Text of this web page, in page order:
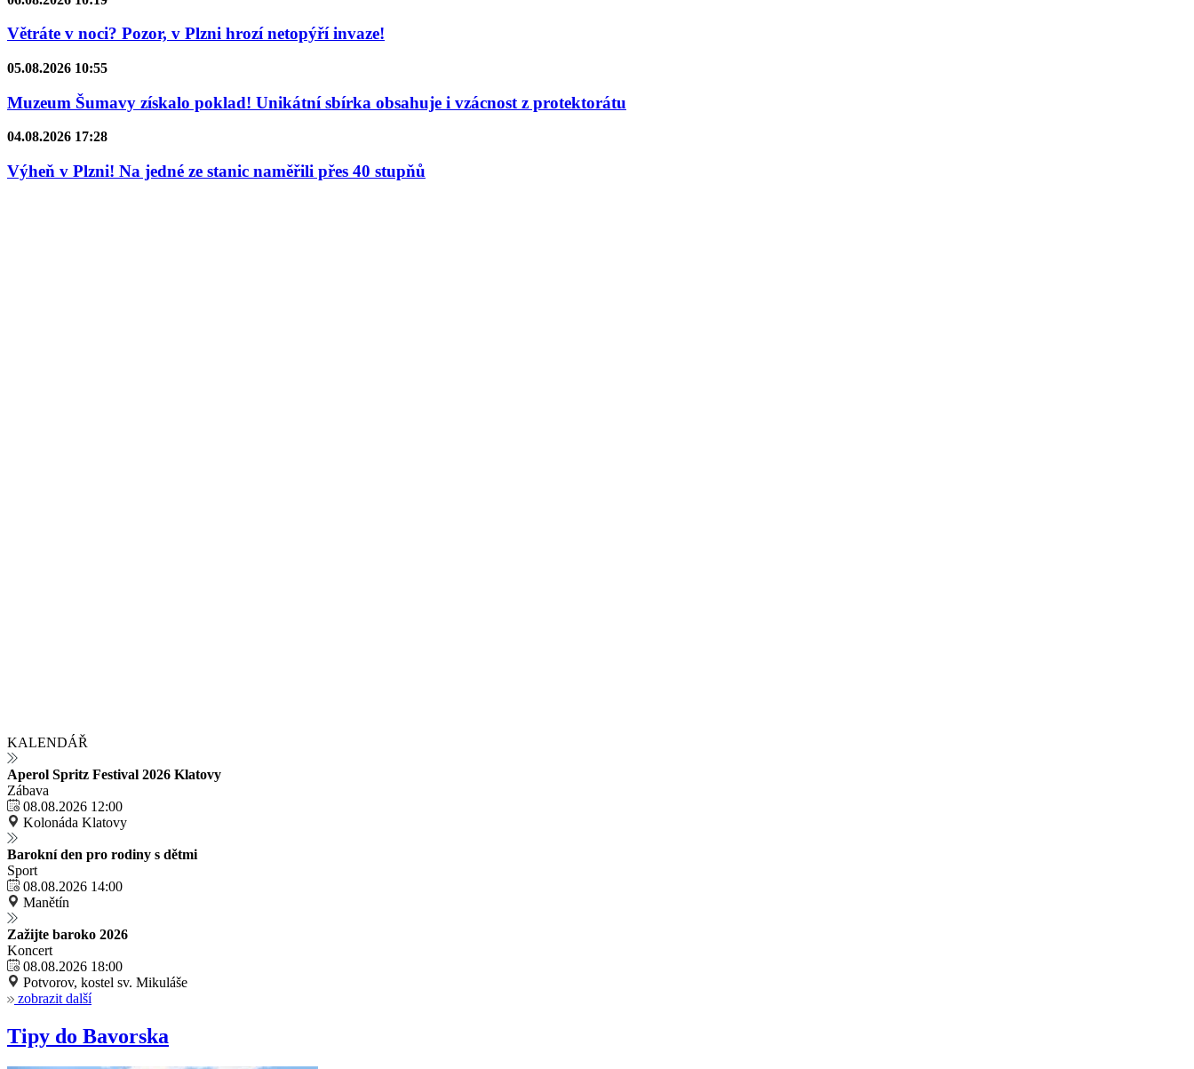
Větráte v noci? Pozor, v Plzni hrozí netopýří invaze!
05.08.2026 10:55
Muzeum Šumavy získalo poklad! Unikátní sbírka obsahuje i vzácnost z protektorátu
04.08.2026 17:28
Výheň v Plzni! Na jedné ze stanic naměřili přes 40 stupňů
KALENDÁŘ
Aperol Spritz Festival 2026 Klatovy
Zábava
08.08.2026 12:00
Kolonáda Klatovy
Barokní den pro rodiny s dětmi
Sport
08.08.2026 14:00
Manětín
Zažijte baroko 2026
Koncert
08.08.2026 18:00
Potvorov, kostel sv. Mikuláše
zobrazit další
Tipy do Bavorska